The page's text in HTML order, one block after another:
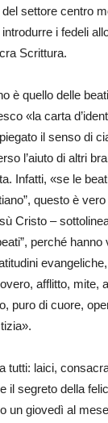
settore centro
i fedeli
Scrittura.
è quello delle
«la carta
il senso di
l’aiuto di altri
Infatti, «se le
questo è
Cristo –
perché hanno
afflitto, mite,
puro di cuore,
tutti: laici,
il segreto della
un giovedì al